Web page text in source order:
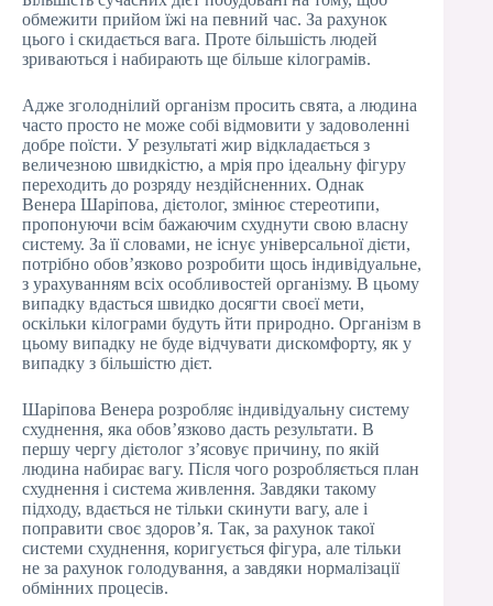
обмежити прийом їжі на певний час. За рахунок
цього і скидається вага. Проте більшість людей
зриваються і набирають ще більше кілограмів.
Адже зголоднілий організм просить свята, а людина
часто просто не може собі відмовити у задоволенні
добре поїсти. У результаті жир відкладається з
величезною швидкістю, а мрія про ідеальну фігуру
переходить до розряду нездійсненних. Однак
Венера Шаріпова, дієтолог, змінює стереотипи,
пропонуючи всім бажаючим схуднути свою власну
систему. За її словами, не існує універсальної дієти,
потрібно обов’язково розробити щось індивідуальне,
з урахуванням всіх особливостей організму. В цьому
випадку вдасться швидко досягти своєї мети,
оскільки кілограми будуть йти природно. Організм в
цьому випадку не буде відчувати дискомфорту, як у
випадку з більшістю дієт.
Шаріпова Венера розробляє індивідуальну систему
схуднення, яка обов’язково дасть результати. В
першу чергу дієтолог з’ясовує причину, по якій
людина набирає вагу. Після чого розробляється план
схуднення і система живлення. Завдяки такому
підходу, вдається не тільки скинути вагу, але і
поправити своє здоров’я. Так, за рахунок такої
системи схуднення, коригується фігура, але тільки
не за рахунок голодування, а завдяки нормалізації
обмінних процесів.